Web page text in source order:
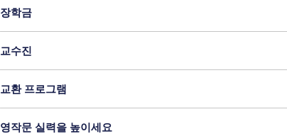
장학금
교수진
교환 프로그램
영작문 실력을 높이세요